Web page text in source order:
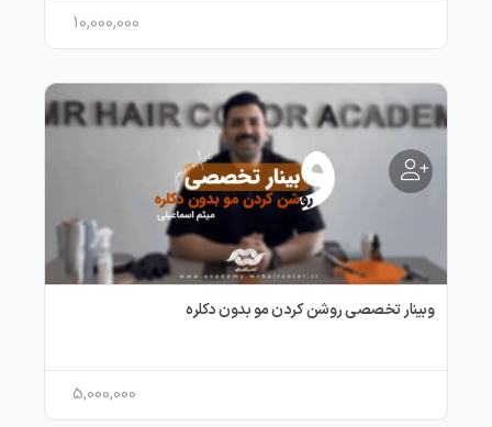
10,000,000
وبینار تخصصی روشن کردن مو بدون دکلره
5,000,000